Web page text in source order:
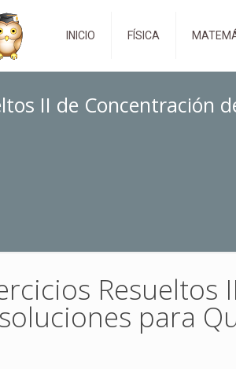
INICIO FÍSICA
II de Concentración
Resueltos
para